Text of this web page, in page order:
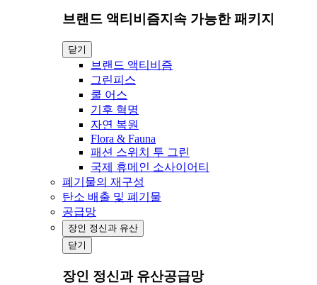
브랜드 액티비즘지속 가능한 패키지
닫기
브랜드 액티비즘
그린피스
쿨 어스
기후 혁명
자연 복원
Flora & Fauna
패션 스위치 투 그린
국제 휴메인 소사이어티
폐기물의 재구성
탄소 배출 및 폐기물
공급망
장인 정신과 유산
닫기
장인 정신과 유산공급망